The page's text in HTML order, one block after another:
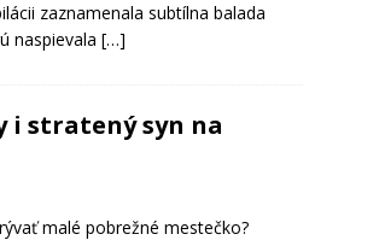
zaznamenala subtílna balada
naspievala […]
i stratený syn na
malé pobrežné mestečko?